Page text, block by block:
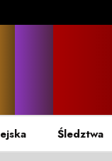
Śledztwa